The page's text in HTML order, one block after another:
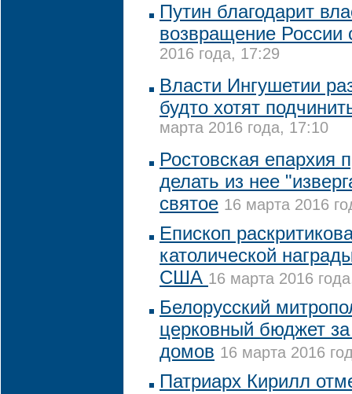
Путин благодарит
возвращение России
2016 года, 17:29
Власти Ингушетии
будто хотят
марта 2016 года, 17:10
Ростовская епархия
делать из нее
святое 16 марта 2016
Епископ
католической
США 16 марта 2016
Белорусский
церковный бюджет
домов 16 марта 2016
Патриарх Кирилл